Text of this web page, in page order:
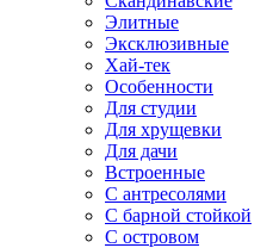
Элитные
Эксклюзивные
Хай-тек
Особенности
Для студии
Для хрущевки
Для дачи
Встроенные
С антресолями
С барной стойкой
С островом